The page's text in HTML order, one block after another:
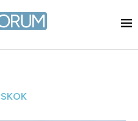
SKOK